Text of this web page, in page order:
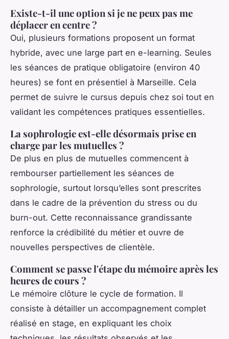
Existe-t-il une option si je ne peux pas me
déplacer en centre ?
Oui, plusieurs formations proposent un format
hybride, avec une large part en e-learning. Seules
les séances de pratique obligatoire (environ 40
heures) se font en présentiel à Marseille. Cela
permet de suivre le cursus depuis chez soi tout en
validant les compétences pratiques essentielles.
La sophrologie est-elle désormais prise en
charge par les mutuelles ?
De plus en plus de mutuelles commencent à
rembourser partiellement les séances de
sophrologie, surtout lorsqu’elles sont prescrites
dans le cadre de la prévention du stress ou du
burn-out. Cette reconnaissance grandissante
renforce la crédibilité du métier et ouvre de
nouvelles perspectives de clientèle.
Comment se passe l'étape du mémoire après les
heures de cours ?
Le mémoire clôture le cycle de formation. Il
consiste à détailler un accompagnement complet
réalisé en stage, en expliquant les choix